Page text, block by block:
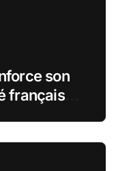
son
français